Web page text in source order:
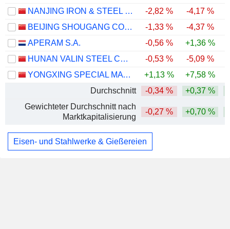
NANJING IRON & STEEL CO., LTD.
-2,82 % -4,17 %
BEIJING SHOUGANG CO., LTD.
-1,33 % -4,37 %
APERAM S.A.
-0,56 % +1,36 %
HUNAN VALIN STEEL CO., LTD.
-0,53 % -5,09 %
YONGXING SPECIAL MATERIALS TECHNOLOGY CO.,LTD
+1,13 % +7,58 %
Durchschnitt
-0,34 % +0,37 %
Gewichteter Durchschnitt nach
Marktkapitalisierung
-0,27 % +0,70 %
Eisen- und Stahlwerke & Gießereien